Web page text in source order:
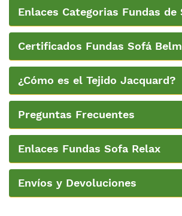
Enlaces Categorias Fundas de
Certificados Fundas Sofá
¿Cómo es el Tejido Jacquard?
Preguntas Frecuentes
Enlaces Fundas Sofa Relax
Envíos y Devoluciones